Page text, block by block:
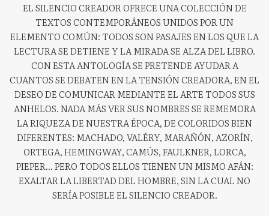
EL SILENCIO CREADOR OFRECE UNA COLECCIÓN DE
TEXTOS CONTEMPORÁNEOS UNIDOS POR UN
ELEMENTO COMÚN: TODOS SON PASAJES EN LOS QUE LA
LECTURA SE DETIENE Y LA MIRADA SE ALZA DEL LIBRO.
CON ESTA ANTOLOGÍA SE PRETENDE AYUDAR A
CUANTOS SE DEBATEN EN LA TENSIÓN CREADORA, EN EL
DESEO DE COMUNICAR MEDIANTE EL ARTE TODOS SUS
ANHELOS. NADA MÁS VER SUS NOMBRES SE REMEMORA
LA RIQUEZA DE NUESTRA ÉPOCA, DE COLORIDOS BIEN
DIFERENTES: MACHADO, VALÉRY, MARAÑÓN, AZORÍN,
ORTEGA, HEMINGWAY, CAMÚS, FAULKNER, LORCA,
PIEPER... PERO TODOS ELLOS TIENEN UN MISMO AFÁN:
EXALTAR LA LIBERTAD DEL HOMBRE, SIN LA CUAL NO
SERÍA POSIBLE EL SILENCIO CREADOR.